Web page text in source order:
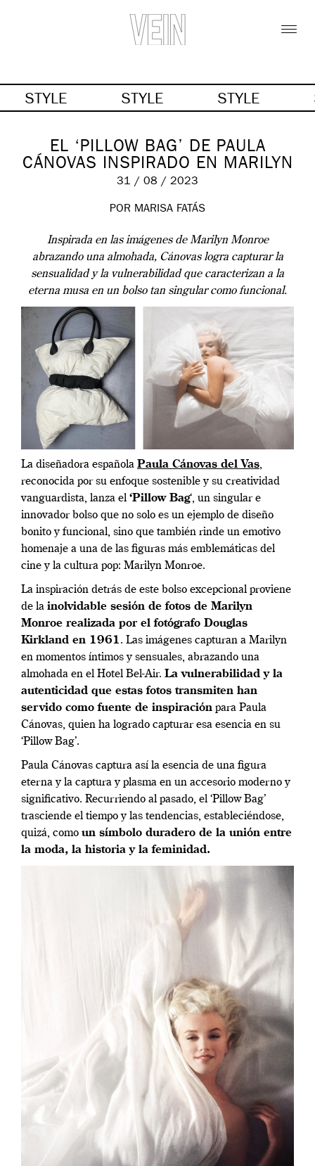
STYLE STYLE STYLE
EL ‘PILLOW BAG’ DE PAULA
CÁNOVAS INSPIRADO EN MARILYN
31 / 08 / 2023
POR MARISA FATÁS
Inspirada en las imágenes de Marilyn Monroe
abrazando una almohada, Cánovas logra capturar la
sensualidad y la vulnerabilidad que caracterizan a la
eterna musa en un bolso tan singular como funcional.
La diseñadora española Paula Cánovas del Vas,
reconocida por su enfoque sostenible y su creatividad
vanguardista, lanza el ‘Pillow Bag‘, un singular e
innovador bolso que no solo es un ejemplo de diseño
bonito y funcional, sino que también rinde un emotivo
homenaje a una de las figuras más emblemáticas del
cine y la cultura pop: Marilyn Monroe.
La inspiración detrás de este bolso excepcional proviene
de la inolvidable sesión de fotos de Marilyn
Monroe realizada por el fotógrafo Douglas
Kirkland en 1961. Las imágenes capturan a Marilyn
en momentos íntimos y sensuales, abrazando una
almohada en el Hotel Bel-Air. La vulnerabilidad y la
autenticidad que estas fotos transmiten han
servido como fuente de inspiración para Paula
Cánovas, quien ha logrado capturar esa esencia en su
‘Pillow Bag’.
Paula Cánovas captura así la esencia de una figura
eterna y la captura y plasma en un accesorio moderno y
significativo. Recurriendo al pasado, el ‘Pillow Bag’
trasciende el tiempo y las tendencias, estableciéndose,
quizá, como un símbolo duradero de la unión entre
la moda, la historia y la feminidad.